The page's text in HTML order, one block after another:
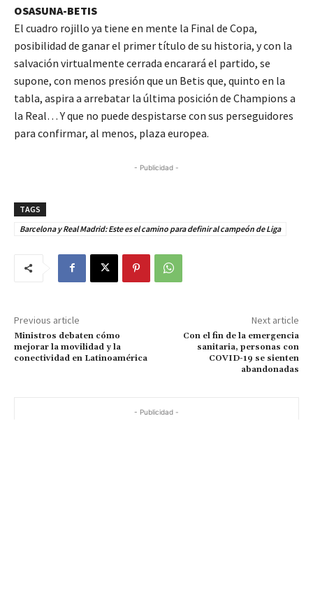
OSASUNA-BETIS
El cuadro rojillo ya tiene en mente la Final de Copa,
posibilidad de ganar el primer título de su historia, y con la
salvación virtualmente cerrada encarará el partido, se
supone, con menos presión que un Betis que, quinto en la
tabla, aspira a arrebatar la última posición de Champions a
la Real… Y que no puede despistarse con sus perseguidores
para confirmar, al menos, plaza europea.
- Publicidad -
TAGS
Barcelona y Real Madrid: Este es el camino para definir al campeón de Liga
Previous article
Ministros debaten cómo
mejorar la movilidad y la
conectividad en Latinoamérica
Next article
Con el fin de la emergencia
sanitaria, personas con
COVID-19 se sienten
abandonadas
- Publicidad -